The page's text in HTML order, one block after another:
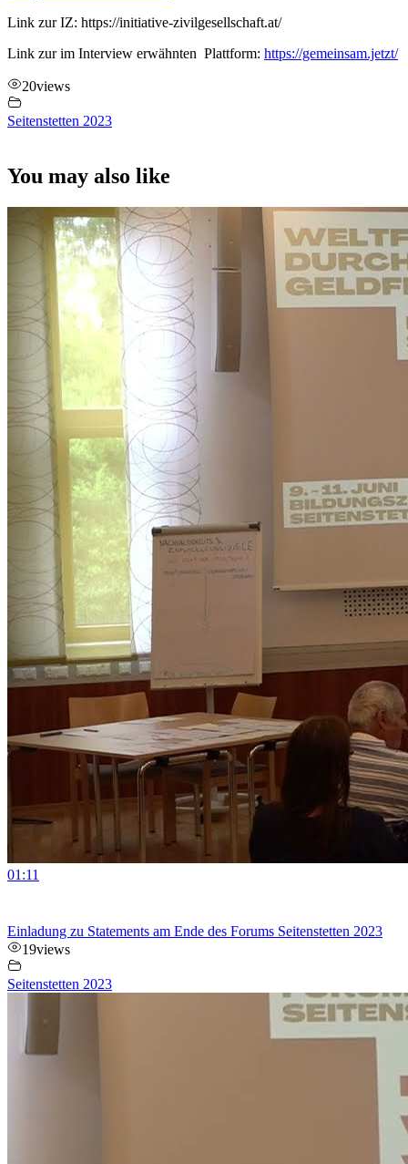
Link zur IZ: https://initiative-zivilgesellschaft.at/
Link zur im Interview erwähnten Plattform: https://gemeinsam.jetzt/
20views
Seitenstetten 2023
You may also like
01:11
Einladung zu Statements am Ende des Forums Seitenstetten 2023
19views
Seitenstetten 2023